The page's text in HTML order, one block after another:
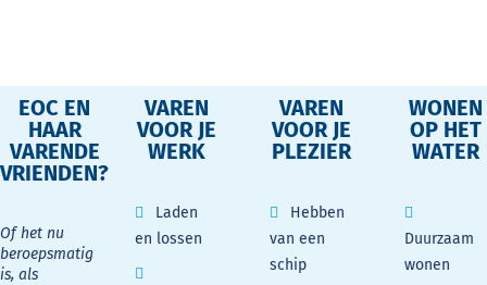
EOC EN
HAAR
VARENDE
VRIENDEN?
Of het nu
beroepsmatig
is, als
VAREN
VOOR JE
WERK
Laden
en lossen
VAREN
VOOR JE
PLEZIER
Hebben
van een
schip
WONEN
OP HET
WATER
Duurzaam
wonen